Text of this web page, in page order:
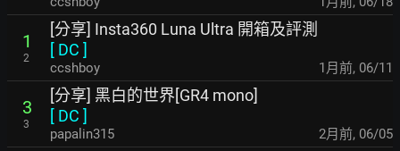
1
2
[分享] Insta360 Luna Ultra 開箱及評測
[ DC ]
ccshboy 1月前, 06/11
3
3
[分享] 黑白的世界[GR4 mono]
[ DC ]
papalin315 2月前, 06/05